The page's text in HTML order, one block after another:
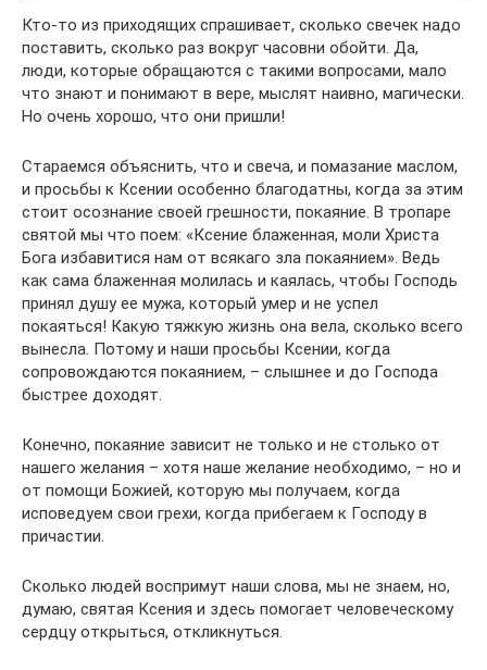
Кто-то из приходящих спрашивает, сколько свечек надо
поставить, сколько раз вокруг часовни обойти. Да,
люди, которые обращаются с такими вопросами, мало
что знают и понимают в вере, мыслят наивно, магически.
Но очень хорошо, что они пришли!
Стараемся объяснить, что и свеча, и помазание маслом,
и просьбы к Ксении особенно благодатны, когда за этим
стоит осознание своей грешности, покаяние. В тропаре
святой мы что поем: «Ксение блаженная, моли Христа
Бога избавитися нам от всякаго зла покаянием». Ведь
как сама блаженная молилась и каялась, чтобы Господь
принял душу ее мужа, который умер и не успел
покаяться! Какую тяжкую жизнь она вела, сколько всего
вынесла. Потому и наши просьбы Ксении, когда
сопровождаются покаянием, – слышнее и до Господа
быстрее доходят.
Конечно, покаяние зависит не только и не столько от
нашего желания – хотя наше желание необходимо, – но и
от помощи Божией, которую мы получаем, когда
исповедуем свои грехи, когда прибегаем к Господу в
причастии.
Сколько людей воспримут наши слова, мы не знаем, но,
думаю, святая Ксения и здесь помогает человеческому
сердцу открыться, откликнуться.